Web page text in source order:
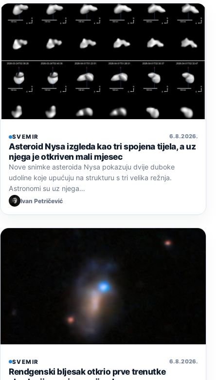
SVEMIR 6. 8. 2026.
Asteroid Nysa izgleda kao tri spojena tijela, a uz
njega je otkriven mali mjesec
Nove snimke asteroida Nysa pokazuju dvije duboke
udoline koje upućuju na strukturu s tri velika režnja.
Astronomi su uz njega…
Ivan Petričević
SVEMIR 6. 8. 2026.
Rendgenski bljesak otkrio prve trenutke